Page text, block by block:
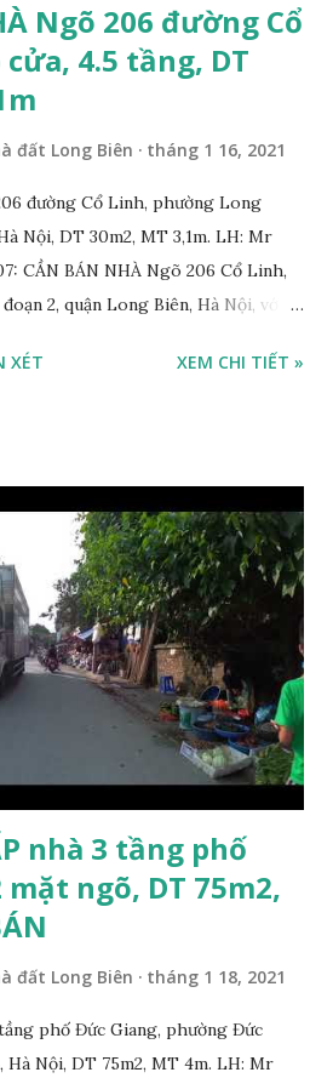
Ngõ 206 đường Cổ
4.5 tầng, DT
đất Long Biên tháng 1 16, 2021
đường Cổ Linh, phường Long
Nội, DT 30m2, MT 3,1m. LH: Mr
CẦN BÁN NHÀ Ngõ 206 Cổ Linh,
2, quận Long Biên, Hà Nội, với
rộng 5m, ô tô để trước nhà được; *
bán: 3,1 tỷ, có thương lượng với
trước Tết Âm lịch; Thông tin
Ngõ 206 đường Cổ Linh cần bán
nằm trong ngõ 206 đường Cổ Linh,
rộng ô tô đỗ cửa; * Cách chợ tạm
50m; * Cách mặt đường Cổ
siêu thị Aeon Mall Long Biên
cầu Vĩnh Tuy khoảng 300m; *
Kết, Trường cấ...
XÉT XEM CHI TIẾT »
nhà 3 tầng phố
ngõ, DT 75m2,
đất Long Biên tháng 1 18, 2021
phố Đức Giang, phường Đức
Hà Nội, DT 75m2, MT 4m. LH: Mr